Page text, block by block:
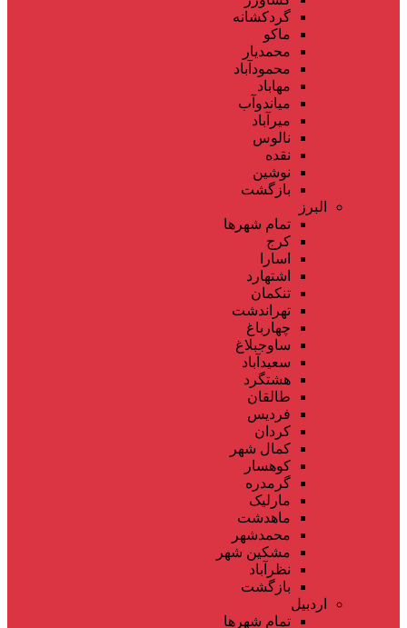
گردکشانه
ماکو
محمدیار
محمودآباد
مهاباد
میاندوآب
میرآباد
نالوس
نقده
نوشین
بازگشت
البرز
تمام شهر‌ها
کرج
اسارا
اشتهارد
تنکمان
تهراندشت
چهارباغ
ساوجبلاغ
سعیدآباد
هشتگرد
طالقان
فردیس
کردان
کمال شهر
کوهسار
گرمدره
مارلیک
ماهدشت
محمدشهر
مشکین شهر
نظرآباد
بازگشت
اردبیل
تمام شهر‌ها